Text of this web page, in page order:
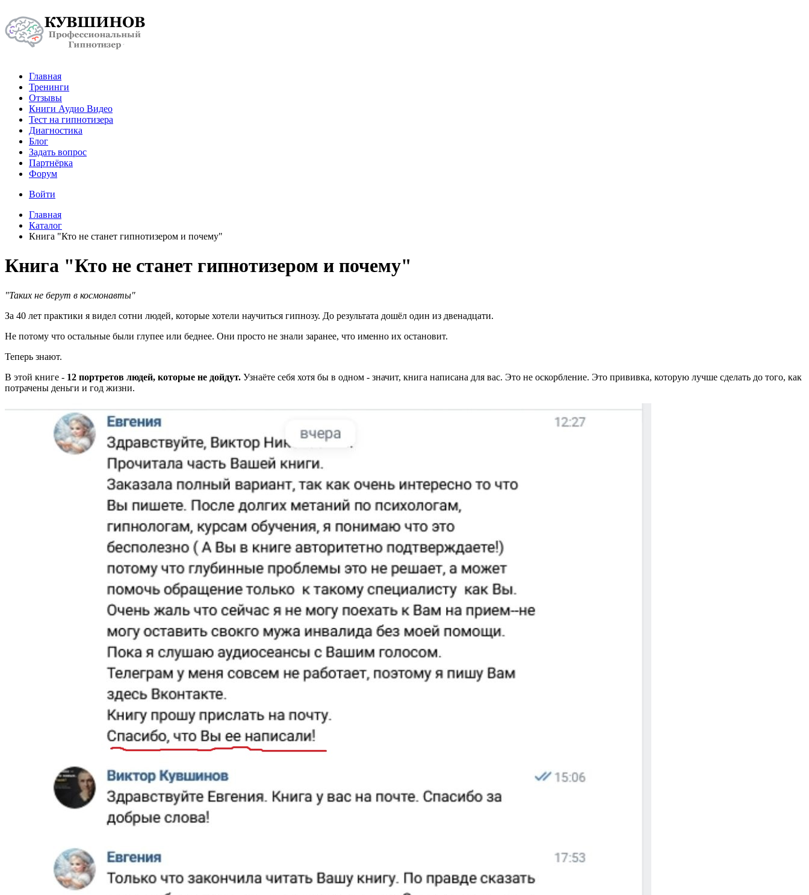
Главная
Тренинги
Отзывы
Книги Аудио Видео
Тест на гипнотизера
Диагностика
Блог
Задать вопрос
Партнёрка
Форум
Войти
Главная
Каталог
Книга "Кто не станет гипнотизером и почему"
Книга "Кто не станет гипнотизером и почему"
"Таких не берут в космонавты"
За 40 лет практики я видел сотни людей, которые хотели научиться гипнозу. До результата дошёл один из двенадцати.
Не потому что остальные были глупее или беднее. Они просто не знали заранее, что именно их остановит.
Теперь знают.
В этой книге - 12 портретов людей, которые не дойдут. Узнаёте себя хотя бы в одном - значит, книга написана для вас. Это не оскорбление. Это прививка, которую лучше сделать до того, как
потрачены деньги и год жизни.